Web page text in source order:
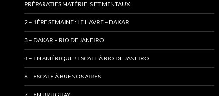
PRÉPARATIFS MATÉRIELS ET MENTAUX.
2 – 1ÈRE SEMAINE : LE HAVRE – DAKAR
3 – DAKAR – RIO DE JANEIRO
4 – EN AMÉRIQUE ! ESCALE À RIO DE JANEIRO
6 – ESCALE À BUENOS AIRES
7 – EN URUGUAY